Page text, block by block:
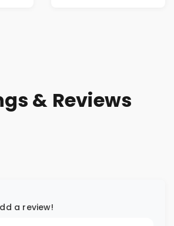
& Reviews
a review!